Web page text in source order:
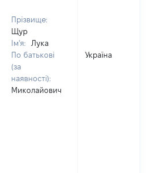
Прізвище:
Щур
Ім'я:
Лука
По батькові
(за
наявності):
Миколайович
Україна